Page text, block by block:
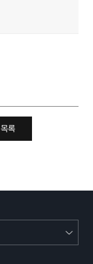
목록